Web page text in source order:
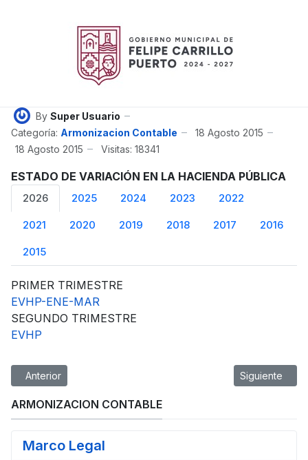
By Super Usuario
Categoría: Armonizacion Contable
18 Agosto 2015
18 Agosto 2015
Visitas: 18341
ESTADO DE VARIACIÓN EN LA HACIENDA PÚBLICA
2026 2025 2024 2023 2022
2021 2020 2019 2018 2017 2016
2015
PRIMER TRIMESTRE
EVHP-ENE-MAR
SEGUNDO TRIMESTRE
EVHP
Artículo anterior: Cuentas Públicas
Anterior Artículo
Siguiente
ARMONIZACION CONTABLE
Marco Legal